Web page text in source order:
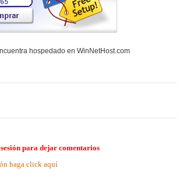
hospedado en WinNetHost.com
para dejar comentarios
haga click aquí